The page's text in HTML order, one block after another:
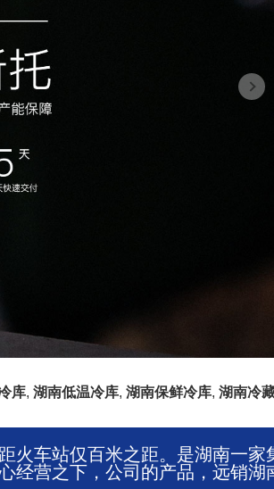
库, 湖南低温冷库, 湖南保鲜冷库, 湖南冷
火车站仅百米之距。是湖南一家
经营之下，公司的产品，远销湖